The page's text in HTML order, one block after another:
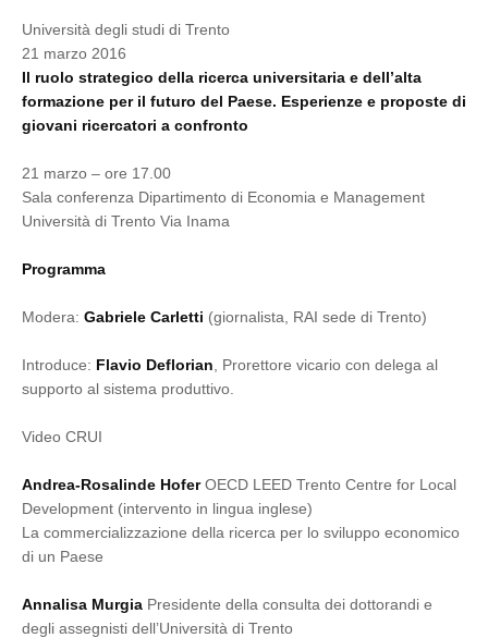
Università degli studi di Trento
21 marzo 2016
Il ruolo strategico della ricerca universitaria e dell’alta
formazione per il futuro del Paese. Esperienze e proposte di
giovani ricercatori a confronto
21 marzo – ore 17.00
Sala conferenza Dipartimento di Economia e Management
Università di Trento Via Inama
Programma
Modera: Gabriele Carletti (giornalista, RAI sede di Trento)
Introduce: Flavio Deflorian , Prorettore vicario con delega al
supporto al sistema produttivo.
Video CRUI
Andrea-Rosalinde HoferOECD LEED Trento Centre for Local
Development (intervento in lingua inglese)
La commercializzazione della ricerca per lo sviluppo economico
di un Paese
Annalisa Murgia Presidente della consulta dei dottorandi e
degli assegnisti dell’Università di Trento